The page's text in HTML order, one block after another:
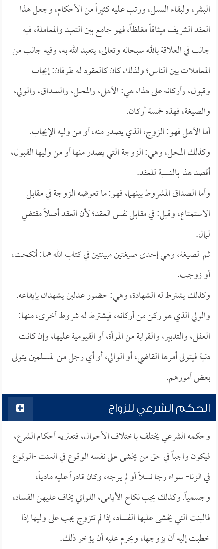
البشر، ولبقاء النسل، ورتب عليه كثيراً من الأحكام، وجعل هذا
العقد الشريف ميثاقاً مغلظاً، فهو جامع بين التعبد والمعاملة، فيه
جانب في العلاقة بالله سبحانه وتعالى، يتعبد الله به، وفيه جانب من
المعاملات بين الناس؛ ولذلك كان كالعقود له طرفان: إيجاب
وقبول، وأركانه على هذا، هي: الأهل، والمحل، والصداق، والولي،
والصيغة، فهذه خمسة أركان.
أما الأهل فهو: الزوج، الذي يصدر منه، أو من وليه الإيجاب.
وكذلك المحل، وهي: الزوجة التي يصدر منها أو من وليها القبول،
أقصد هذا بالنسبة للعقد.
وأما الصداق المشروط بينهما، فهو: ما تعوضه الزوجة في مقابل
الاستمتاع، وقيل: في مقابل نفس العقد؛ لأن العقد أصلاً مقتضٍ
لمال.
ثم الصيغة، وهي إحدى صيغتين مبينتين في كتاب الله هما: أنكحت،
أو زوجت.
وكذلك يشترط له الشهادة، وهي: حضور عدلين يشهدان بإيقاعه.
والولي الذي هو ركن من أركانه، فيشترط له شروط أخرى، منها:
العقل، والتدبير، والقرابة من المرأة، أو القيومية عليها، وإن كانت
دنية فيتولى أمرها القاضي، أو الوالي، أو أي رجل من المسلمين يتولى
بعض أمورهم.
الحكم الشرعي للزواج
وحكمه الشرعي يختلف باختلاف الأحوال، فتعتريه أحكام الشرع،
فيكون واجباً في حق من يخشى على نفسه الوقوع في العنت -الوقوع
في الزنا- سواء رجا نسلاً أو لم يرجه، وكان قادراً عليه مادياً،
وجسمياً. وكذلك يجب نكاح الأيامى، اللواتي يخاف عليهن الفساد،
فالبنت التي يخشى عليها الفساد، إذا لم تتزوج يجب على وليها إذا
خطبت إليه أن يزوجها، ويحرم عليه أن يؤخر ذلك.